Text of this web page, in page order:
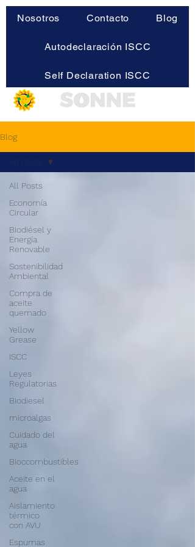
Nosotros Contacto Blog
Autodeclaración ISCC
Self Declaration ISCC
Blog
All Posts
Economía
Circular
Biodiésel y
Energía
Renovable
Sostenibilidad
Ambiental
Compra de
aceite
quemado
Yellow
Grease
ISCC
Leyes
Regulatorias
Biodiesel
microalgas
Cuidado del
agua
Bioccombustibles
Aceite en el
agua
Aislamiento
térmico
con AVU
Espumas